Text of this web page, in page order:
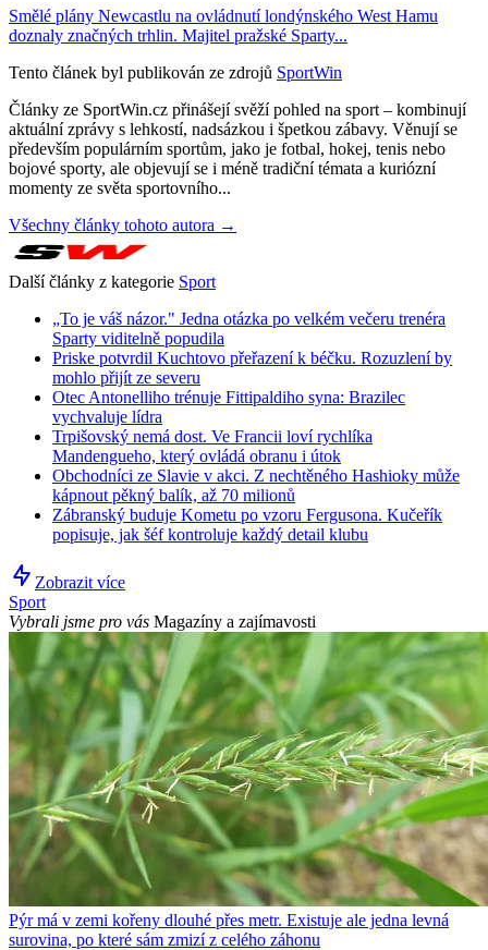
Smělé plány Newcastlu na ovládnutí londýnského West Hamu
doznaly značných trhlin. Majitel pražské Sparty...
Tento článek byl publikován ze zdrojů SportWin
Články ze SportWin.cz přinášejí svěží pohled na sport – kombinují
aktuální zprávy s lehkostí, nadsázkou i špetkou zábavy. Věnují se
především populárním sportům, jako je fotbal, hokej, tenis nebo
bojové sporty, ale objevují se i méně tradiční témata a kuriózní
momenty ze světa sportovního...
Všechny články tohoto autora →
Další články z kategorie Sport
„To je váš názor." Jedna otázka po velkém večeru trenéra
Sparty viditelně popudila
Priske potvrdil Kuchtovo přeřazení k béčku. Rozuzlení by
mohlo přijít ze severu
Otec Antonelliho trénuje Fittipaldiho syna: Brazilec
vychvaluje lídra
Trpišovský nemá dost. Ve Francii loví rychlíka
Mandengueho, který ovládá obranu i útok
Obchodníci ze Slavie v akci. Z nechtěného Hashioky může
kápnout pěkný balík, až 70 milionů
Zábranský buduje Kometu po vzoru Fergusona. Kučeřík
popisuje, jak šéf kontroluje každý detail klubu
Zobrazit více
Sport
Vybrali jsme pro vás Magazíny a zajímavosti
Pýr má v zemi kořeny dlouhé přes metr. Existuje ale jedna levná
surovina, po které sám zmizí z celého záhonu